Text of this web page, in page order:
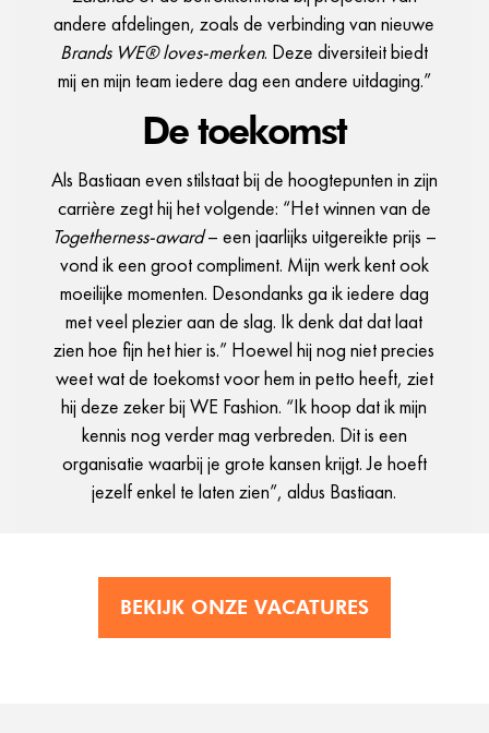
andere afdelingen, zoals de verbinding van nieuwe
Brands WE® loves-merken. Deze diversiteit biedt
mij en mijn team iedere dag een andere uitdaging.”
De toekomst
Als Bastiaan even stilstaat bij de hoogtepunten in zijn
carrière zegt hij het volgende: “Het winnen van de
Togetherness-award– een jaarlijks uitgereikte prijs –
vond ik een groot compliment. Mijn werk kent ook
moeilijke momenten. Desondanks ga ik iedere dag
met veel plezier aan de slag. Ik denk dat dat laat
zien hoe fijn het hier is.” Hoewel hij nog niet precies
weet wat de toekomst voor hem in petto heeft, ziet
hij deze zeker bij WE Fashion. “Ik hoop dat ik mijn
kennis nog verder mag verbreden. Dit is een
organisatie waarbij je grote kansen krijgt. Je hoeft
jezelf enkel te laten zien”, aldus Bastiaan.
BEKIJK ONZE VACATURES